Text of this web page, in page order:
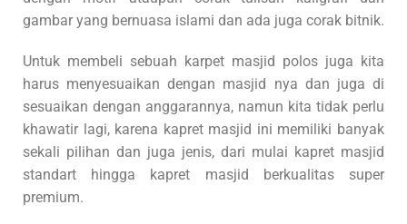
gambar yang bernuasa islami dan ada juga corak bitnik.
Untuk membeli sebuah karpet masjid polos juga kita
harus menyesuaikan dengan masjid nya dan juga di
sesuaikan dengan anggarannya, namun kita tidak perlu
khawatir lagi, karena kapret masjid ini memiliki banyak
sekali pilihan dan juga jenis, dari mulai kapret masjid
standart hingga kapret masjid berkualitas super
premium.